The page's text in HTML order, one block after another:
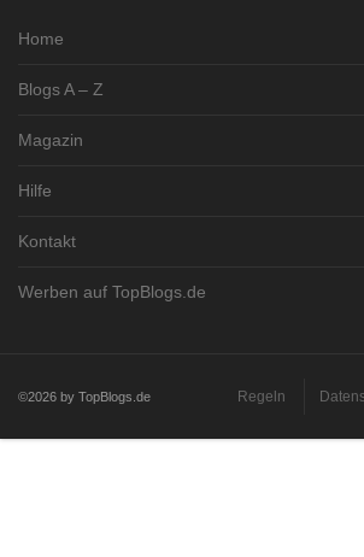
Home
Blogs A – Z
Magazin
Hilfe
Kontakt
Werben auf TopBlogs.de
©2026 by TopBlogs.de Regeln